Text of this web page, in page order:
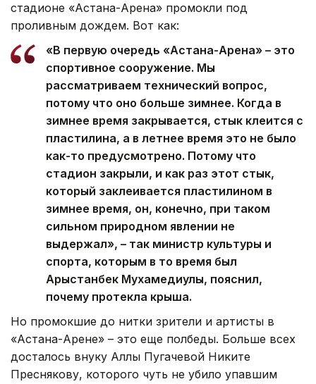
стадионе «Астана-Арена» промокли под
проливным дождем. Вот как:
«В первую очередь «Астана-Арена» – это
спортивное сооружение. Мы
рассматриваем технический вопрос,
потому что оно больше зимнее. Когда в
зимнее время закрывается, стык клеится с
пластилина, а в летнее время это не было
как-то предусмотрено. Потому что
стадион закрыли, и как раз этот стык,
который заклеивается пластилином в
зимнее время, он, конечно, при таком
сильном природном явлении не
выдержал», – так министр культуры и
спорта, которым в то время был
Арыстанбек Мухамедиулы, пояснил,
почему протекла крыша.
Но промокшие до нитки зрители и артисты в
«Астана-Арене» – это еще полбеды. Больше всех
досталось внуку Аллы Пугачевой Никите
Преснякову, которого чуть не убило упавшим